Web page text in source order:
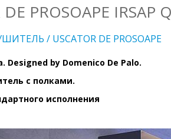
DE PROSOAPE IRSAP
/ USCATOR DE PROSOAPE
Designed by Domenico De Palo.
с полками.
исполнения